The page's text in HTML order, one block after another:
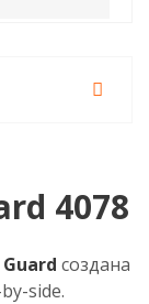
4078
Guard создана
side.